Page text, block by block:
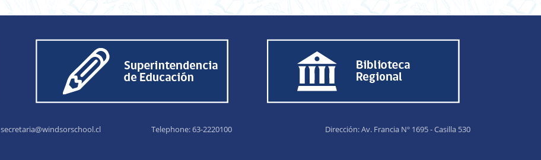
secretaria@windsorschool.cl Telephone: 63-2220100 Dirección: Av. Francia Nº 1695 - Casilla 530